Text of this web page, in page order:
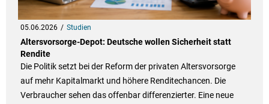
05.06.2026 Studien
Altersvorsorge-Depot: Deutsche wollen Sicherheit statt
Rendite
Die Politik setzt bei der Reform der privaten Altersvorsorge
auf mehr Kapitalmarkt und höhere Renditechancen. Die
Verbraucher sehen das offenbar differenzierter. Eine neue